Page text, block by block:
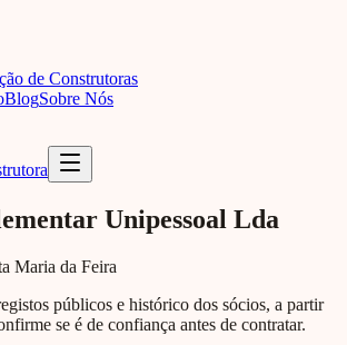
de Construtoras
BlogSobre Nós
Unipessoal Lda
Maria da Feira
públicos e histórico dos sócios, a partir
se é de confiança antes de contratar.